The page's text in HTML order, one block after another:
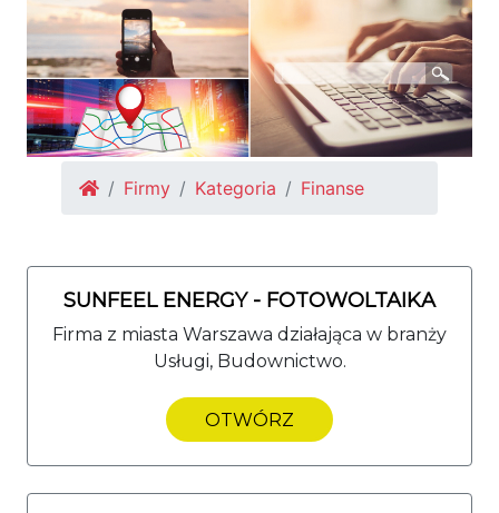
Firmy Kategoria Finanse
SUNFEEL ENERGY - FOTOWOLTAIKA
Firma z miasta Warszawa działająca w branży
Usługi, Budownictwo.
OTWÓRZ